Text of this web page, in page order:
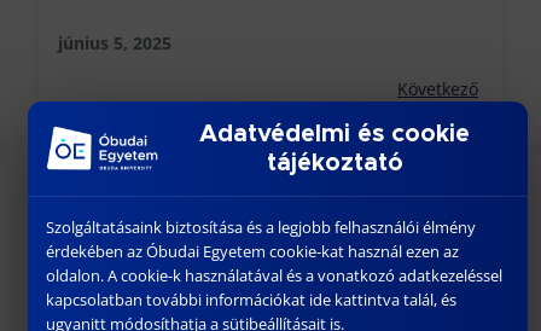
június 5, 2025
Következő
KÖZELGŐ ESEMÉNYEK
AUG
26
18:00-23:30
BÁNKI GÓLYATALI 2026
Adatvédelmi és cookie
tájékoztató
Szolgáltatásaink biztosítása és a legjobb felhasználói élmény
érdekében az Óbudai Egyetem cookie-kat használ ezen az
oldalon. A cookie-k használatával és a vonatkozó adatkezeléssel
kapcsolatban további információkat ide kattintva talál, és
ugyanitt módosíthatja a sütibeállításait is.